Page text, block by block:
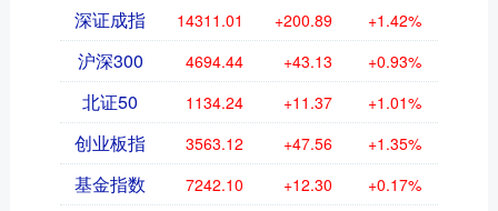
深证成指 14311.01 +200.89 +1.42%
沪深300 4694.44 +43.13 +0.93%
北证50 1134.24 +11.37 +1.01%
创业板指 3563.12 +47.56 +1.35%
基金指数 7242.10 +12.30 +0.17%